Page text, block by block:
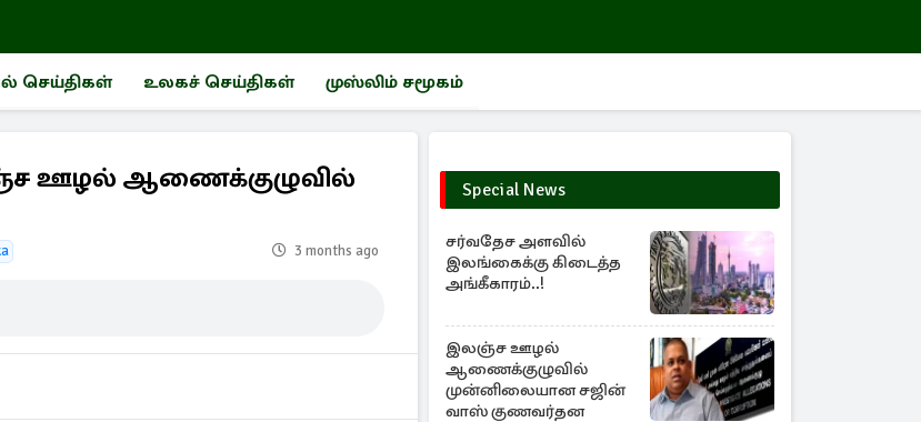
செய்திகள் உலகச் செய்திகள் முஸ்லிம் சமூகம்
ஊழல் ஆணைக்குழுவில்
3 months ago
Special News
சர்வதேச அளவில்
இலங்கைக்கு கிடைத்த
அங்கீகாரம்..!
இலஞ்ச ஊழல்
ஆணைக்குழுவில்
முன்னிலையான சஜின்
வாஸ் குணவர்தன